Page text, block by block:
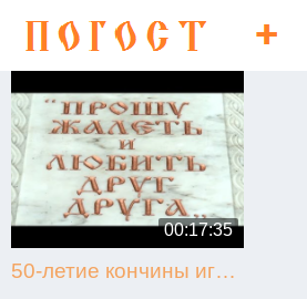
00:17:35
50-летие кончины игумена Никона (Воробьёва) (г. Гагарин, 2013.09.07)